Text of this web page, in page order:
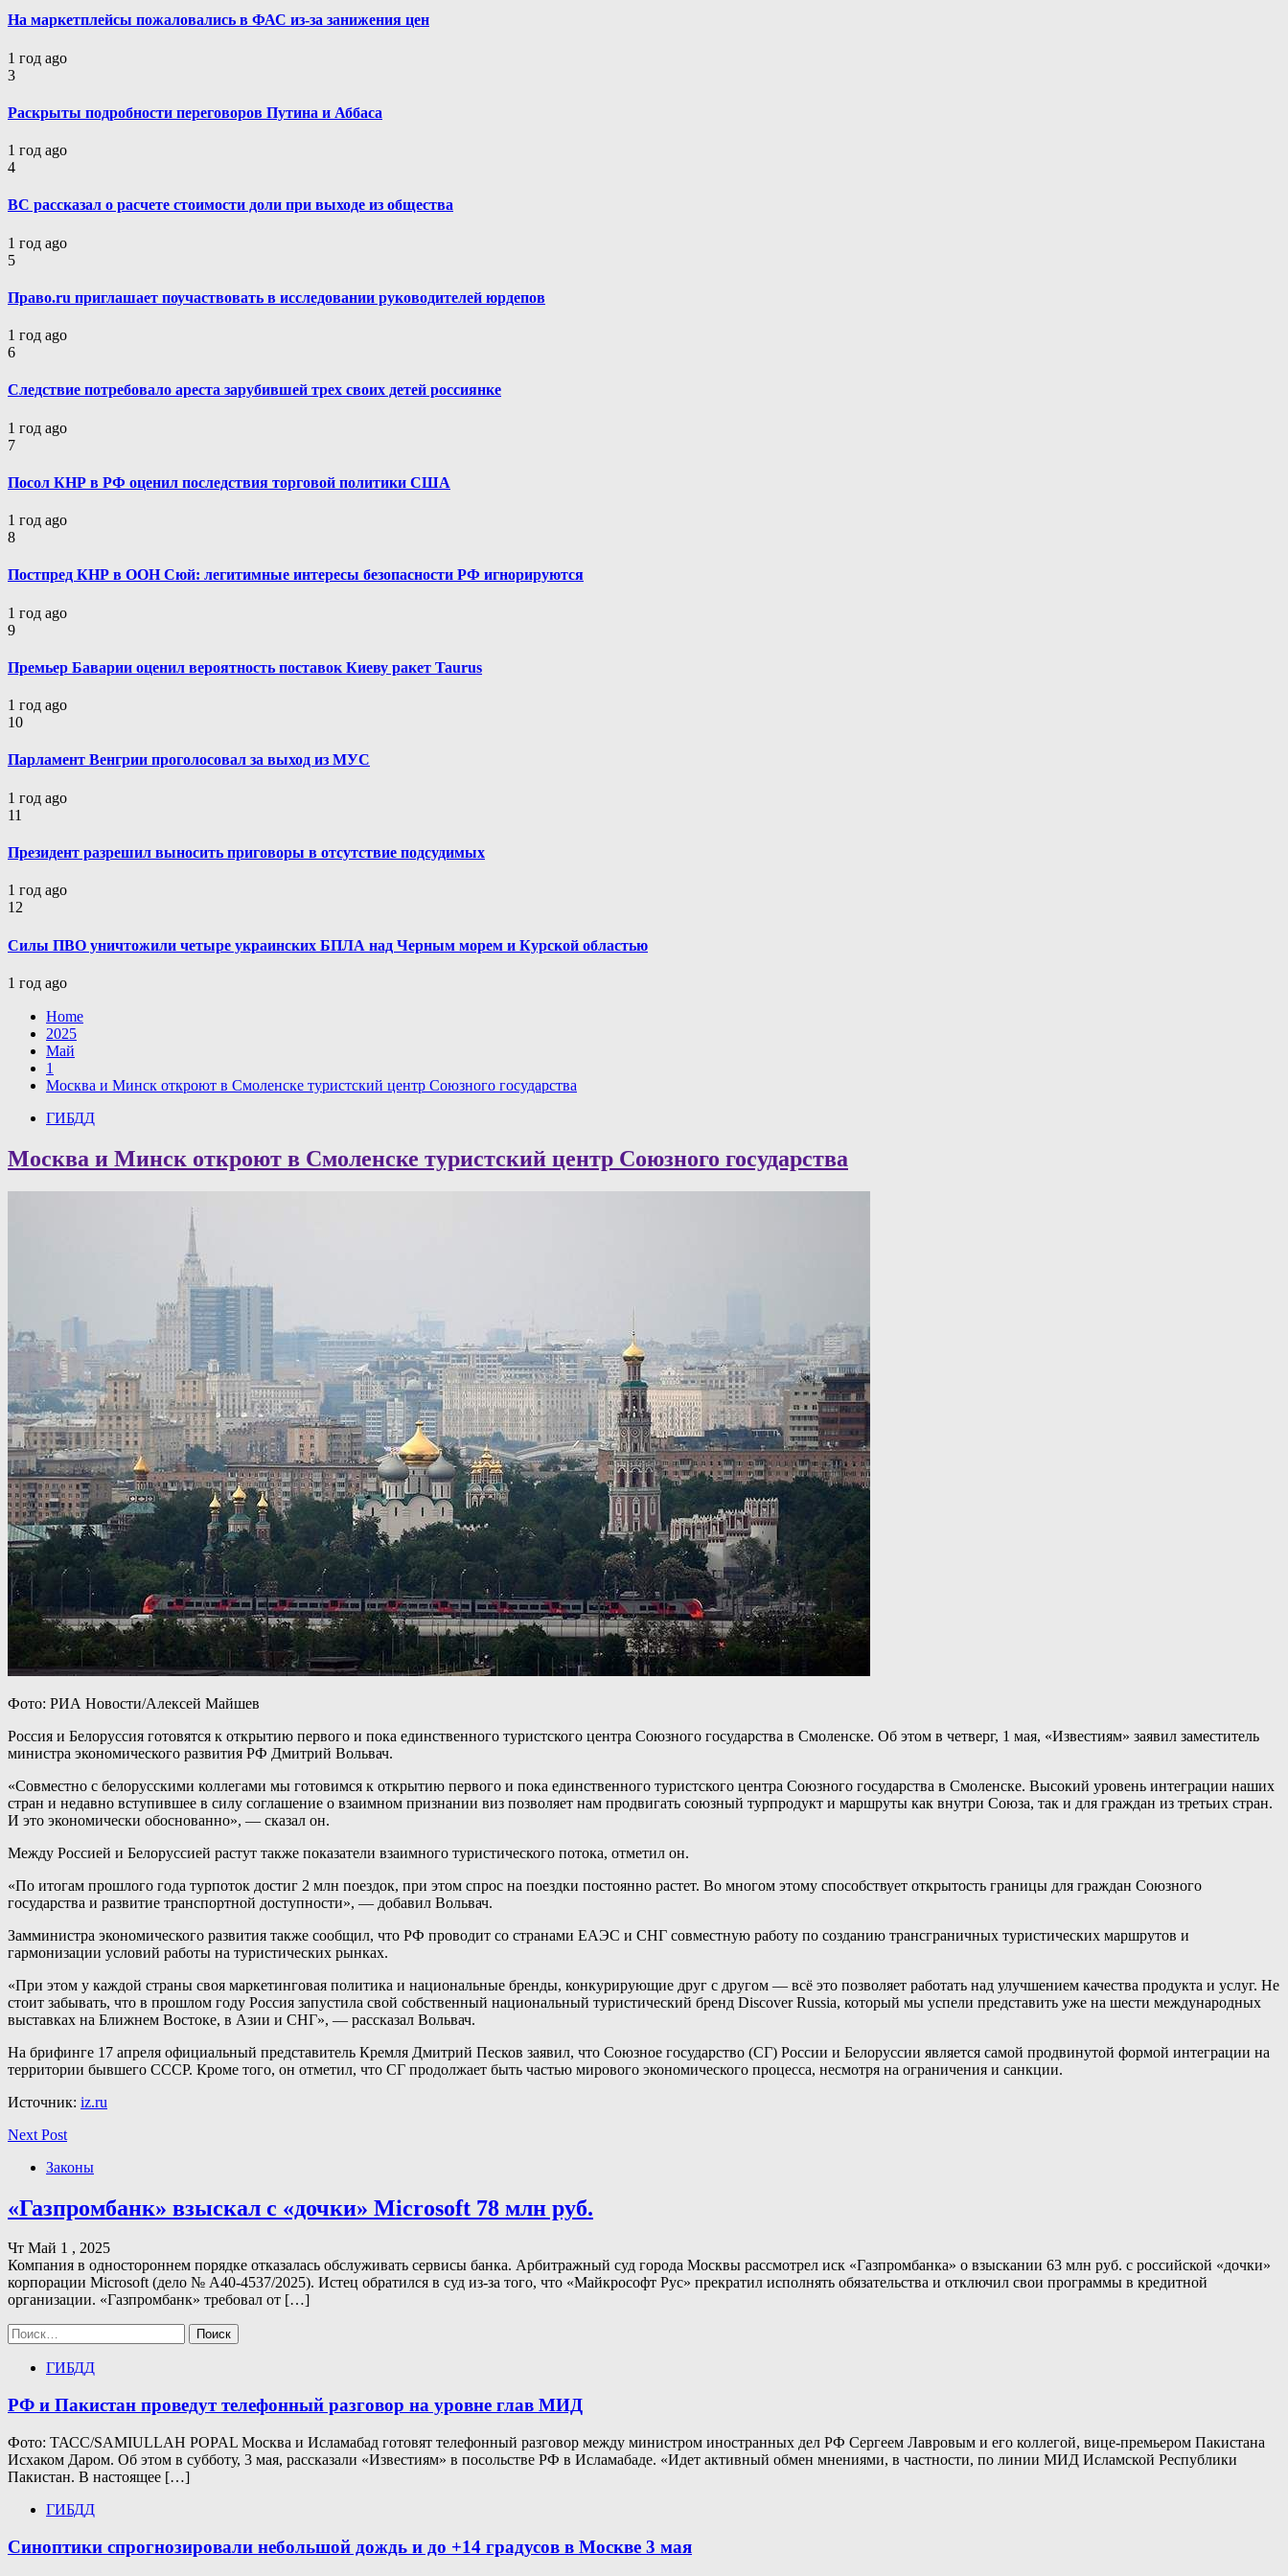
На маркетплейсы пожаловались в ФАС из-за занижения цен
1 год ago
3
Раскрыты подробности переговоров Путина и Аббаса
1 год ago
4
ВС рассказал о расчете стоимости доли при выходе из общества
1 год ago
5
Право.ru приглашает поучаствовать в исследовании руководителей юрдепов
1 год ago
6
Следствие потребовало ареста зарубившей трех своих детей россиянке
1 год ago
7
Посол КНР в РФ оценил последствия торговой политики США
1 год ago
8
Постпред КНР в ООН Сюй: легитимные интересы безопасности РФ игнорируются
1 год ago
9
Премьер Баварии оценил вероятность поставок Киеву ракет Taurus
1 год ago
10
Парламент Венгрии проголосовал за выход из МУС
1 год ago
11
Президент разрешил выносить приговоры в отсутствие подсудимых
1 год ago
12
Силы ПВО уничтожили четыре украинских БПЛА над Черным морем и Курской областью
1 год ago
Home
2025
Май
1
Москва и Минск откроют в Смоленске туристский центр Союзного государства
ГИБДД
Москва и Минск откроют в Смоленске туристский центр Союзного государства
Фото: РИА Новости/Алексей Майшев
Россия и Белоруссия готовятся к открытию первого и пока единственного туристского центра Союзного государства в Смоленске. Об этом в четверг, 1 мая, «Известиям» заявил заместитель
министра экономического развития РФ Дмитрий Вольвач.
«Совместно с белорусскими коллегами мы готовимся к открытию первого и пока единственного туристского центра Союзного государства в Смоленске. Высокий уровень интеграции наших
стран и недавно вступившее в силу соглашение о взаимном признании виз позволяет нам продвигать союзный турпродукт и маршруты как внутри Союза, так и для граждан из третьих стран.
И это экономически обоснованно», — сказал он.
Между Россией и Белоруссией растут также показатели взаимного туристического потока, отметил он.
«По итогам прошлого года турпоток достиг 2 млн поездок, при этом спрос на поездки постоянно растет. Во многом этому способствует открытость границы для граждан Союзного
государства и развитие транспортной доступности», — добавил Вольвач.
Замминистра экономического развития также сообщил, что РФ проводит со странами ЕАЭС и СНГ совместную работу по созданию трансграничных туристических маршрутов и
гармонизации условий работы на туристических рынках.
«При этом у каждой страны своя маркетинговая политика и национальные бренды, конкурирующие друг с другом — всё это позволяет работать над улучшением качества продукта и услуг. Не
стоит забывать, что в прошлом году Россия запустила свой собственный национальный туристический бренд Discover Russia, который мы успели представить уже на шести международных
выставках на Ближнем Востоке, в Азии и СНГ», — рассказал Вольвач.
На брифинге 17 апреля официальный представитель Кремля Дмитрий Песков заявил, что Союзное государство (СГ) России и Белоруссии является самой продвинутой формой интеграции на
территории бывшего СССР. Кроме того, он отметил, что СГ продолжает быть частью мирового экономического процесса, несмотря на ограничения и санкции.
Источник: iz.ru
Next Post
Законы
«Газпромбанк» взыскал с «дочки» Microsoft 78 млн руб.
Чт Май 1 , 2025
Компания в одностороннем порядке отказалась обслуживать сервисы банка. Арбитражный суд города Москвы рассмотрел иск «Газпромбанка» о взыскании 63 млн руб. с российской «дочки»
корпорации Microsoft (дело № А40-4537/2025). Истец обратился в суд из-за того, что «Майкрософт Рус» прекратил исполнять обязательства и отключил свои программы в кредитной
организации. «Газпромбанк» требовал от […]
Найти:
ГИБДД
РФ и Пакистан проведут телефонный разговор на уровне глав МИД
Фото: ТАСС/SAMIULLAH POPAL Москва и Исламабад готовят телефонный разговор между министром иностранных дел РФ Сергеем Лавровым и его коллегой, вице-премьером Пакистана
Исхаком Даром. Об этом в субботу, 3 мая, рассказали «Известиям» в посольстве РФ в Исламабаде. «Идет активный обмен мнениями, в частности, по линии МИД Исламской Республики
Пакистан. В настоящее […]
ГИБДД
Синоптики спрогнозировали небольшой дождь и до +14 градусов в Москве 3 мая